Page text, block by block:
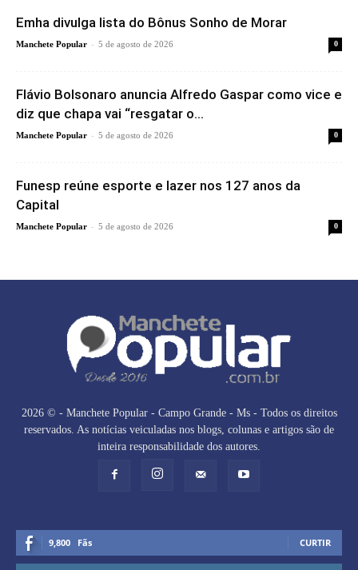
Emha divulga lista do Bônus Sonho de Morar
Manchete Popular - 5 de agosto de 2026 0
Flávio Bolsonaro anuncia Alfredo Gaspar como vice e
diz que chapa vai “resgatar o...
Manchete Popular - 5 de agosto de 2026 0
Funesp reúne esporte e lazer nos 127 anos da
Capital
Manchete Popular - 5 de agosto de 2026 0
2026 © - Manchete Popular - Campo Grande - Ms - Todos os direitos
reservados. As notícias veiculadas nos blogs, colunas e artigos são de
inteira responsabilidade dos autores.
9,800 Fãs CURTIR